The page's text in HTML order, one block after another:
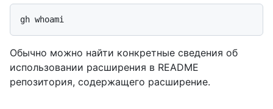
Обычно можно найти конкретные сведения об
использовании расширения в README
репозитория, содержащего расширение.